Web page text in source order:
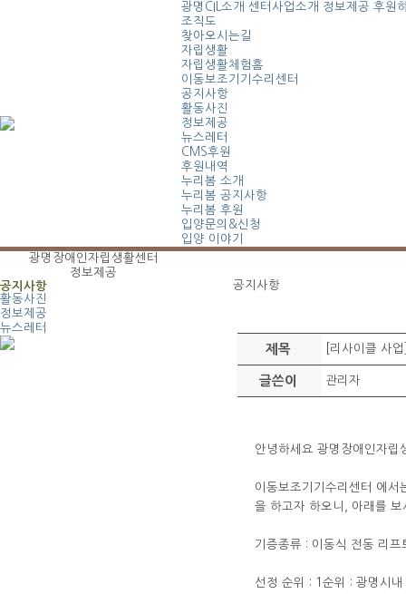
광명CIL소개 센터사업소개 정보제공 후원
조직도
찾아오시는길
자립생활
자립생활체험홈
이동보조기기수리센터
공지사항
활동사진
정보제공
뉴스레터
CMS후원
후원내역
누리봄 소개
누리봄 공지사항
누리봄 후원
입양문의&신청
입양 이야기
광명장애인자립생활센터
정보제공
공지사항
활동사진
정보제공
뉴스레터
공지사항
제목 [리사이클 사
글쓴이 관리자
안녕하세요 광명장애인자립
이동보조기기수리센터 에
을 하고자 하오니, 아래를
기증종류 : 이동식 전동 리프
선정 순위 : 1순위 : 광명시